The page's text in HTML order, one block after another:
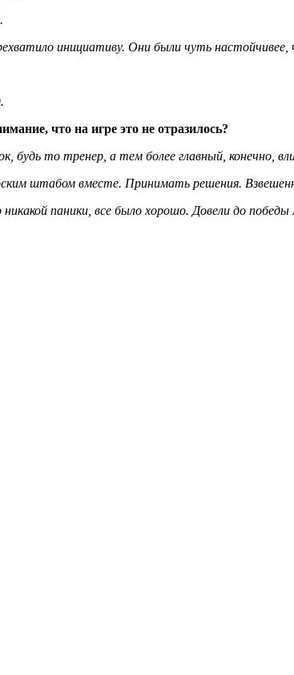
инициативу. Они были чуть настойчивее,
что на игре это не отразилось?
то тренер, а тем более главный, конечно,
штабом вместе. Принимать решения.
паники, все было хорошо. Довели до победы